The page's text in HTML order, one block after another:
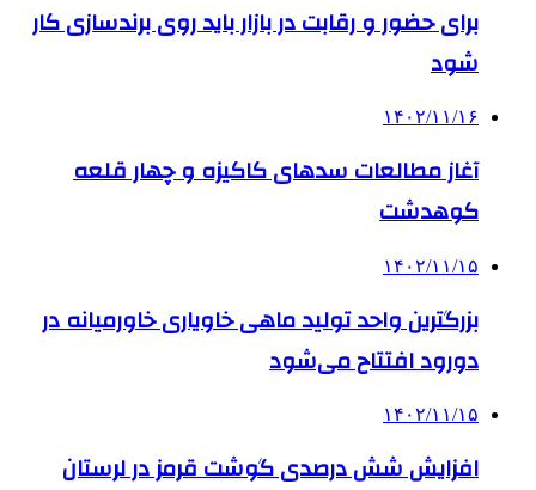
برای حضور و رقابت در بازار باید روی برندسازی کار
شود
۱۴۰۲/۱۱/۱۶
آغاز مطالعات سدهای کاکیزه و چهار قلعه
کوهدشت
۱۴۰۲/۱۱/۱۵
بزرگترین واحد تولید ماهی خاویاری خاورمیانه در
دورود افتتاح می‌شود
۱۴۰۲/۱۱/۱۵
افزایش شش درصدی گوشت قرمز در لرستان